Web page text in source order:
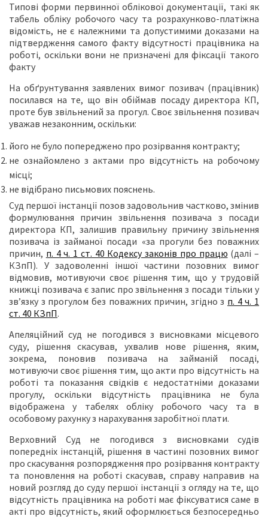
Типові форми первинної облікової документації, такі як
табель обліку робочого часу та розрахунково-платіжна
відомість, не є належними та допустимими доказами на
підтвердження самого факту відсутності працівника на
роботі, оскільки вони не призначені для фіксації такого
факту
На обґрунтування заявлених вимог позивач (працівник)
посилався на те, що він обіймав посаду директора КП,
проте був звільнений за прогул. Своє звільнення позивач
уважав незаконним, оскільки:
його не було попереджено про розірвання контракту;
не ознайомлено з актами про відсутність на робочому
місці;
не відібрано письмових пояснень.
Суд першої інстанції позов задовольнив частково, змінив
формулювання причин звільнення позивача з посади
директора КП, залишив правильну причину звільнення
позивача із займаної посади «за прогули без поважних
причин, п. 4 ч. 1 ст. 40 Кодексу законів про працю (далі –
КЗпП). У задоволенні іншої частини позовних вимог
відмовив, мотивуючи своє рішення тим, що у трудовій
книжці позивача є запис про звільнення з посади тільки у
зв’язку з прогулом без поважних причин, згідно з п. 4 ч. 1
ст. 40 КЗпП.
Апеляційний суд не погодився з висновками місцевого
суду, рішення скасував, ухвалив нове рішення, яким,
зокрема, поновив позивача на займаній посаді,
мотивуючи своє рішення тим, що акти про відсутність на
роботі та показання свідків є недостатніми доказами
прогулу, оскільки відсутність працівника не була
відображена у табелях обліку робочого часу та в
особовому рахунку з нарахування заробітної плати.
Верховний Суд не погодився з висновками судів
попередніх інстанцій, рішення в частині позовних вимог
про скасування розпорядження про розірвання контракту
та поновлення на роботі скасував, справу направив на
новий розгляд до суду першої інстанції з огляду на те, що
відсутність працівника на роботі має фіксуватися саме в
акті про відсутність, який оформлюється безпосередньо